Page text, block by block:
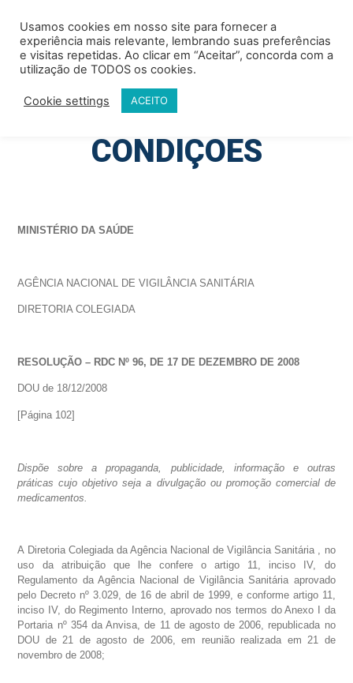
TERMOS E
CONDIÇÕES
MINISTÉRIO DA SAÚDE
AGÊNCIA NACIONAL DE VIGILÂNCIA SANITÁRIA
DIRETORIA COLEGIADA
RESOLUÇÃO – RDC Nº 96, DE 17 DE DEZEMBRO DE 2008
DOU de 18/12/2008
[Página 102]
Dispõe sobre a propaganda, publicidade, informação e outras
práticas cujo objetivo seja a divulgação ou promoção comercial de
medicamentos.
A Diretoria Colegiada da Agência Nacional de Vigilância Sanitária , no
uso da atribuição que lhe confere o artigo 11, inciso IV, do
Regulamento da Agência Nacional de Vigilância Sanitária aprovado
pelo Decreto nº 3.029, de 16 de abril de 1999, e conforme artigo 11,
inciso IV, do Regimento Interno, aprovado nos termos do Anexo I da
Portaria nº 354 da Anvisa, de 11 de agosto de 2006, republicada no
DOU de 21 de agosto de 2006, em reunião realizada em 21 de
novembro de 2008;
Usamos cookies em nosso site para fornecer a
experiência mais relevante, lembrando suas preferências
e visitas repetidas. Ao clicar em “Aceitar”, concorda com a
utilização de TODOS os cookies.
Cookie settings ACEITO